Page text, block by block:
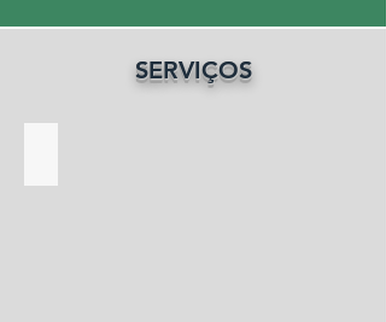
SERVIÇOS